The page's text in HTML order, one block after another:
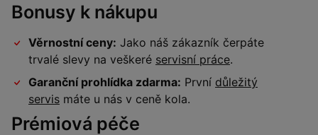
Bonusy k nákupu
Věrnostní ceny: Jako náš zákazník čerpáte
trvalé slevy na veškeré servisní práce.
Garanční prohlídka zdarma: První důležitý
servis máte u nás v ceně kola.
Prémiová péče